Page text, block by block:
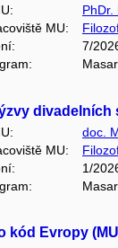
PhDr.
MU:
7/
divadelních
doc.
MU:
1/
kód Evropy